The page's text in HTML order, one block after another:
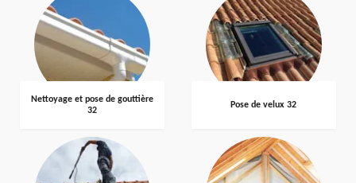
Nettoyage et pose de gouttière
32
Pose de velux 32